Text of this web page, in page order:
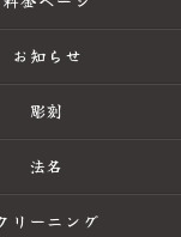
お知らせ
彫刻
法名
リーニング